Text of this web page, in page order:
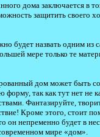
дома заключается в
защитить своего
будет назвать одним из
мере только те
дом может быть
так как тут нет не
Фантазируйте,
Кроме этого, стоит
он непременно будет в
мире «дом».